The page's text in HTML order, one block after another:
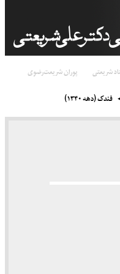
شریعتی پوران شریعت‌رضوی
فندک (دهه ۱۳۴۰)